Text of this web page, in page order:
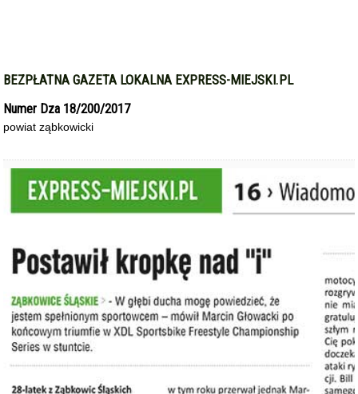
BEZPŁATNA GAZETA LOKALNA EXPRESS-MIEJSKI.PL
Numer Dza 18/200/2017
powiat ząbkowicki